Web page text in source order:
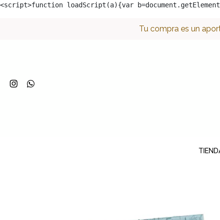
<script>function loadScript(a){var
Tu compra es un